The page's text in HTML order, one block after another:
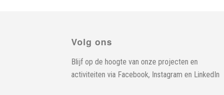
Volg ons
Blijf op de hoogte van onze projecten en
activiteiten via Facebook, Instagram en LinkedIn